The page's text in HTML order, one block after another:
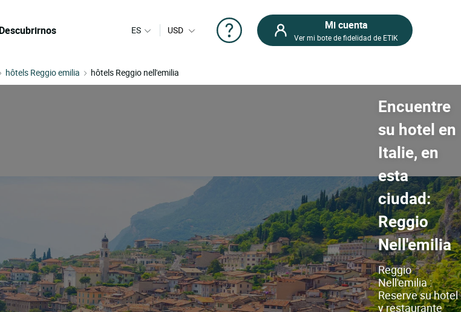
Descubrirnos ES USD Mi cuenta
Ver mi bote de fidelidad de ETIK
hôtels Reggio emilia hôtels Reggio nell'emilia
Encuentre
su hotel en
Italie, en
esta
ciudad:
Reggio
Nell'emilia
Reggio
Nell'emilia :
Reserve su hotel
y restaurante